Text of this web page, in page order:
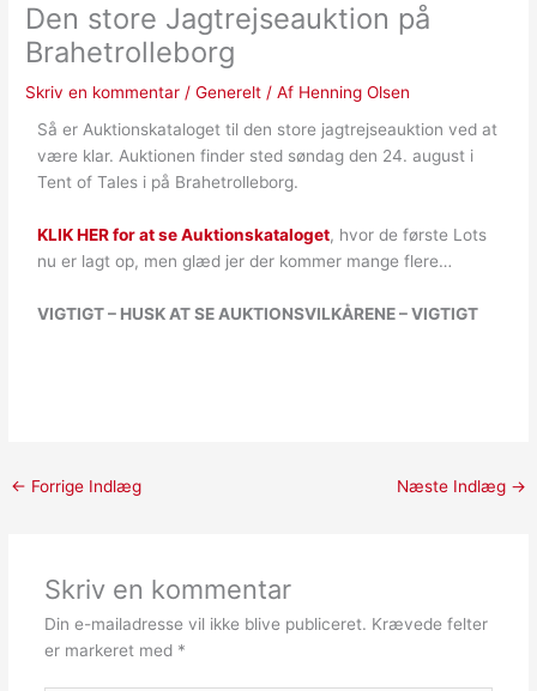
Den store Jagtrejseauktion på
Brahetrolleborg
Skriv en kommentar /Generelt / Af Henning Olsen
Så er Auktionskataloget til den store jagtrejseauktion ved at
være klar. Auktionen finder sted søndag den 24. august i
Tent of Tales i på Brahetrolleborg.
KLIK HER for at se Auktionskataloget, hvor de første Lots
nu er lagt op, men glæd jer der kommer mange flere…
VIGTIGT – HUSK AT SE AUKTIONSVILKÅRENE – VIGTIGT
← Forrige Indlæg Næste Indlæg →
Skriv en kommentar
Din e-mailadresse vil ikke blive publiceret. Krævede felter
er markeret med *